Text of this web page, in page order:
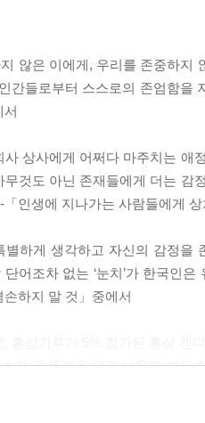
않은 이에게, 우리를 존중하지
간들로부터 스스로의 존엄함을
서
사 상사에게 어쩌다 마주치는 애
무것도 아닌 존재들에게 더는 감
「인생에 지나가는 사람들에게
별하게 생각하고 자신의 감정을
단어조차 없는 ‘눈치’가 한국인
손하지 말 것」중에서
가 관 뚜껑을 열고 나온다 해도